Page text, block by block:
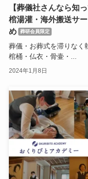
【葬儀社さんなら知
棺湯灌・海外搬送サ
め
葬研会員限定
葬儀・お葬式を滞りなく
棺桶・仏衣・骨壷・...
2024年1月8日